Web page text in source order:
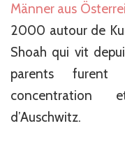
Männer aus
2000 autour de
Shoah qui vit
parents furent
concentration
d’Auschwitz.